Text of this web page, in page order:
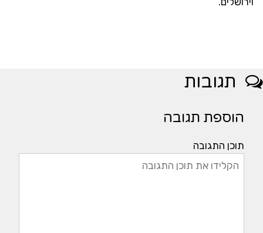
תגובות
הוספת תגובה
תוכן התגובה